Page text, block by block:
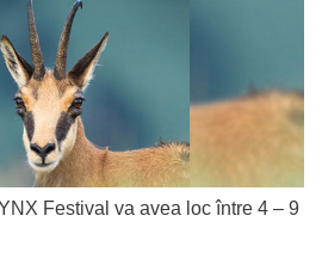
Festival va avea loc între 4 – 9